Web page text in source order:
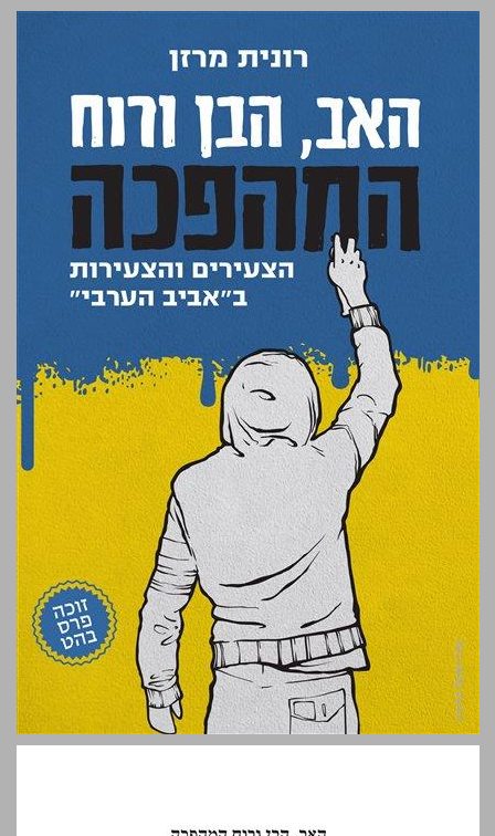
האב, הבן ורוח המהפכה : הצעירים והצעירות ב"אביב הערבי" ... 0